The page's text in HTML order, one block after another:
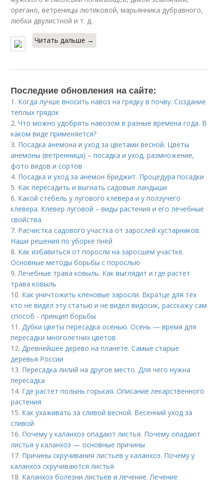
орегано, ветреницы лютиковой, марьянника дубравного,
любки двулистной и т. д.
Читать дальше →
Последние обновления на сайте:
1. Когда лучше вносить навоз на грядку в почву. Создание
теплых грядок
2.Что можно удобрять навозом в разные времена года. В
каком виде применяется?
3. Посадка анемона и уход за цветами весной. Цветы
анемоны (ветренница) – посадка и уход, размножение,
фото видов и сортов
4. Посадка и уход за анемон бриджит. Процедура посадки
5. Как пересадить и выгнать садовые ландыши
6. Какой стебель у лугового клевера и у ползучего
клевера. Клевер луговой – виды растения и его лечебные
свойства
7. Расчистка садового участка от зарослей кустарников.
Наши решения по уборке пней
8. Как избавиться от поросли на заросшем участке.
Основные методы борьбы с порослью
9.Лечебные трава ковыль. Как выглядит и где растет
трава ковыль
10. Как уничтожить кленовые заросли. Вкратце для тех
кто не видел эту статью и не видел видосик, расскажу сам
способ - принцип борьбы
11.Дубки цветы пересадка осенью. Осень — время для
пересадки многолетних цветов
12.Древнейшее дерево на планете. Самые старые
деревья России
13. Пересадка лилий на другое место. Для чего нужна
пересадка
14. Где растет полынь горькая. Описание лекарственного
растения
15. Как ухаживать за сливой весной. Весенний уход за
сливой
16. Почему у каланхоэ опадают листья. Почему опадают
листья у каланхоэ — основные причины
17. Причины скручивания листьев у каланхоэ. Почему у
каланхоэ скручиваются листья
18. Каланхоэ болезни листьев и лечение. Лечение